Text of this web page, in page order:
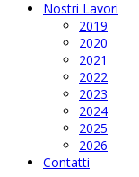
Nostri Lavori
2019
2020
2021
2022
2023
2024
2025
2026
Contatti